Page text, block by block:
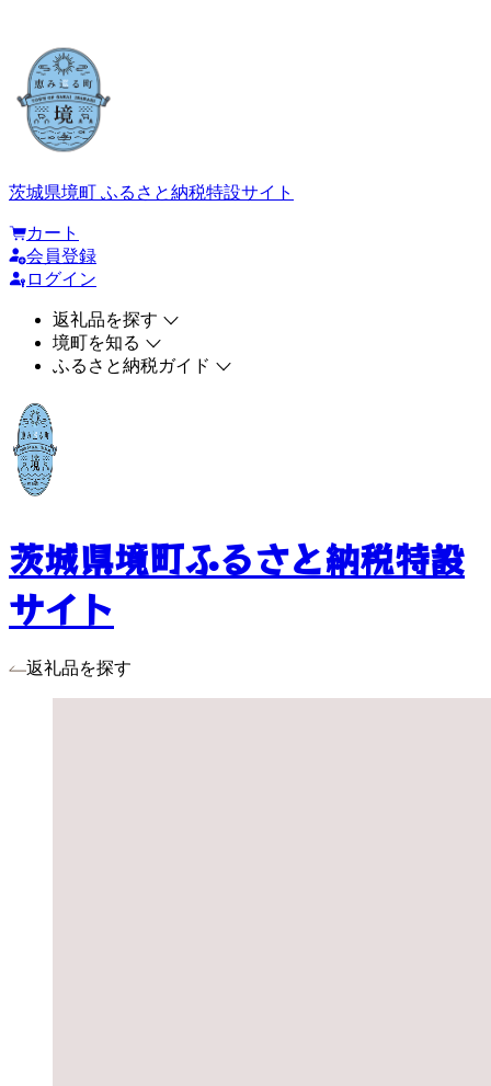
茨城県境町 ふるさと納税特設サイト
カート
会員登録
ログイン
返礼品を探す
境町を知る
ふるさと納税ガイド
茨城県境町ふるさと納税特設
サイト
返礼品を探す